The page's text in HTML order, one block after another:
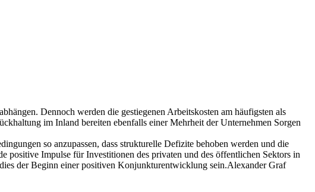
Dennoch werden die gestiegenen Arbeitskosten am häufigsten als
im Inland bereiten ebenfalls einer Mehrheit der Unternehmen Sorgen
so anzupassen, dass strukturelle Defizite behoben werden und die
positive Impulse für Investitionen des privaten und des öffentlichen Sektors in
der Beginn einer positiven Konjunkturentwicklung sein.Alexander Graf